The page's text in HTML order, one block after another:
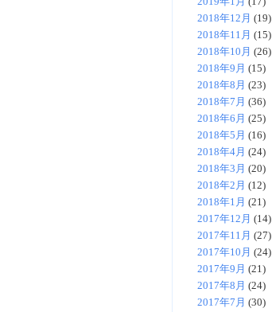
2018年12月 (19)
2018年11月 (15)
2018年10月 (26)
2018年9月 (15)
2018年8月 (23)
2018年7月 (36)
2018年6月 (25)
2018年5月 (16)
2018年4月 (24)
2018年3月 (20)
2018年2月 (12)
2018年1月 (21)
2017年12月 (14)
2017年11月 (27)
2017年10月 (24)
2017年9月 (21)
2017年8月 (24)
2017年7月 (30)